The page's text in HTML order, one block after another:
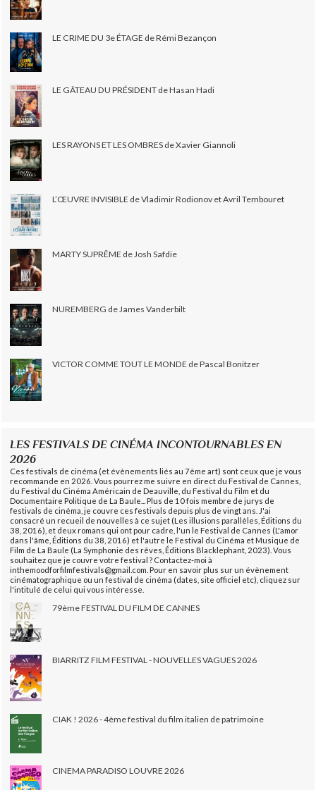
LE CRIME DU 3e ÉTAGE de Rémi Bezançon
LE GÂTEAU DU PRÉSIDENT de Hasan Hadi
LES RAYONS ET LES OMBRES de Xavier Giannoli
L’ŒUVRE INVISIBLE de Vladimir Rodionov et Avril Tembouret
MARTY SUPRÊME de Josh Safdie
NUREMBERG de James Vanderbilt
VICTOR COMME TOUT LE MONDE de Pascal Bonitzer
LES FESTIVALS DE CINÉMA INCONTOURNABLES EN
2026
Ces festivals de cinéma (et évènements liés au 7ème art) sont ceux que je vous
recommande en 2026. Vous pourrez me suivre en direct du Festival de Cannes,
du Festival du Cinéma Américain de Deauville, du Festival du Film et du
Documentaire Politique de La Baule... Plus de 10 fois membre de jurys de
festivals de cinéma, je couvre ces festivals depuis plus de vingt ans. J'ai
consacré un recueil de nouvelles à ce sujet (Les illusions parallèles, Éditions du
38, 2016), et deux romans qui ont pour cadre, l'un le Festival de Cannes (L'amor
dans l'âme, Éditions du 38, 2016) et l'autre le Festival du Cinéma et Musique de
Film de La Baule (La Symphonie des rêves, Éditions Blacklephant, 2023). Vous
souhaitez que je couvre votre festival ? Contactez-moi à
inthemoodforfilmfestivals@gmail.com. Pour en savoir plus sur un évènement
cinématographique ou un festival de cinéma (dates, site officiel etc), cliquez sur
l'intitulé de celui qui vous intéresse.
79ème FESTIVAL DU FILM DE CANNES
BIARRITZ FILM FESTIVAL - NOUVELLES VAGUES 2026
CIAK ! 2026 - 4ème festival du film italien de patrimoine
CINEMA PARADISO LOUVRE 2026